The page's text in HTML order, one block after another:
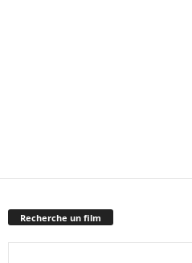
Recherche un film